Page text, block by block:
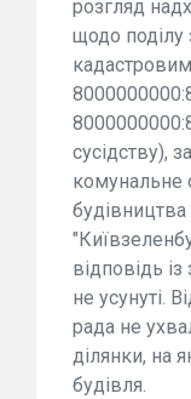
розгляд
щодо поділу
сусідству),
комунальне
відповідь
не усунуті.
рада не
ділянки, на
будівля.